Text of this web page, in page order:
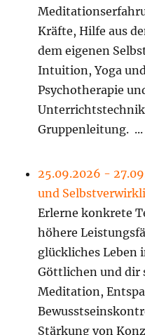
Kräfte, Hilfe aus
dem eigenen
Intuition, Yoga
Psychotherapie
Gruppenleitung. ...
25.09.2026 -
und
Erlerne konkrete
höhere
glückliches Leben
Göttlichen und dir
Meditation,
Stärkung von